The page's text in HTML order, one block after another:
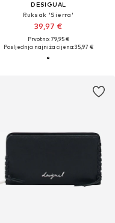
DESIGUAL
Ruksak 'Sierra'
39,97 €
Prvotno: 79,95 €
Posljednja najniža cijena:35,97 €